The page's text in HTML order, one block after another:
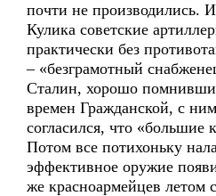
почти не производились.
Кулика советские
практически без
– «безграмотный
Сталин, хорошо
времен Гражданской, с
согласился, что
Потом все потихоньку
эффективное оружие
же красноармейцев летом